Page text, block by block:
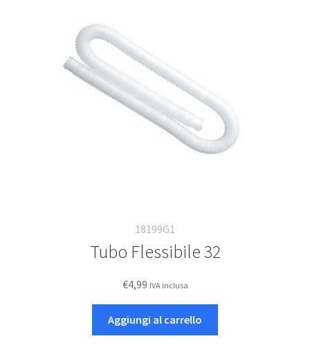
18199G1
Tubo Flessibile 32
€4,99 IVA inclusa
Aggiungi al carrello